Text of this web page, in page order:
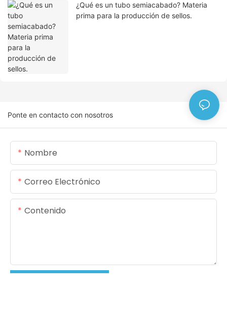
¿Qué es un tubo semiacabado? Materia
prima para la producción de sellos.
Ponte en contacto con nosotros
Nombre
Correo Electrónico
Contenido